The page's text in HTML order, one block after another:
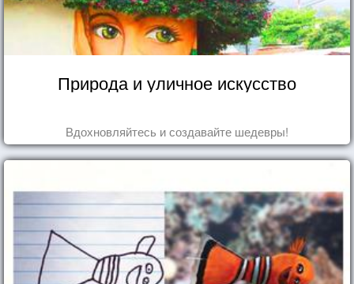
Природа и уличное искусство
Вдохновляйтесь и создавайте шедевры!